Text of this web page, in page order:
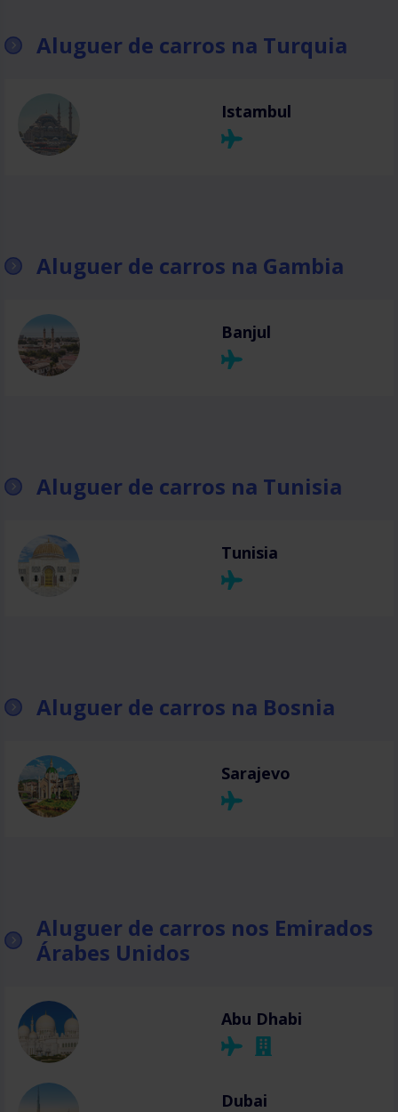
Aluguer de carros na Turquia
Istambul
Aluguer de carros na Gambia
Banjul
Aluguer de carros na Tunisia
Tunisia
Aluguer de carros na Bosnia
Sarajevo
Aluguer de carros nos Emirados
Árabes Unidos
Abu Dhabi
Dubai